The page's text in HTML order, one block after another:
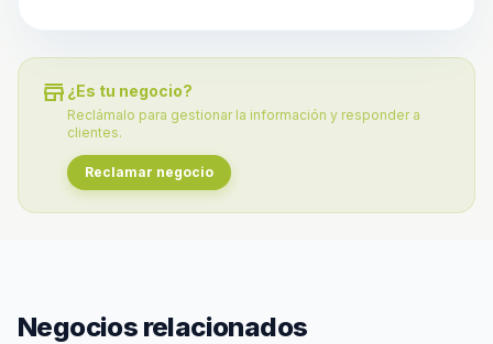
store ¿Es tu negocio?
Reclámalo para gestionar la información y responder a
clientes.
Reclamar negocio
Negocios relacionados